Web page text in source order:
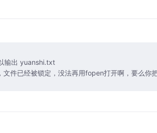
件已经被锁定，没法再用fopen打开啊，要么你